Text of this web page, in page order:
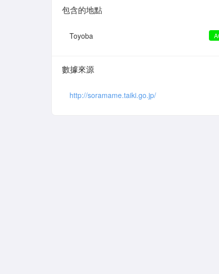
包含的地點
Toyoba
數據來源
http://soramame.taiki.go.jp/